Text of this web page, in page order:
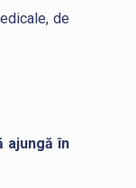
de
ajungă în